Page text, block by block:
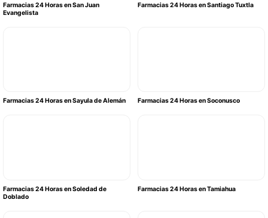
Farmacias 24 Horas en San Juan
Evangelista
Farmacias 24 Horas en Santiago Tuxtla
Farmacias 24 Horas en Sayula de Alemán Farmacias 24 Horas en Soconusco
Farmacias 24 Horas en Soledad de
Doblado
Farmacias 24 Horas en Tamiahua